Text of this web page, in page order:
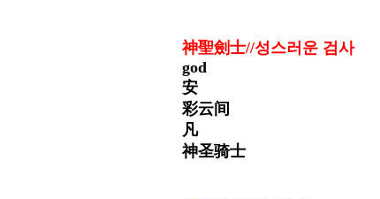
神聖劍士//성스러운 검사
god
安
彩云间
凡
神圣骑士